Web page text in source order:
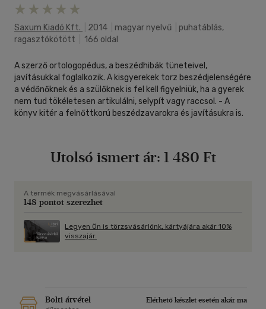
Saxum Kiadó Kft. 2014 magyar nyelvű
puhatáblás,
ragasztókötött
166 oldal
A szerző ortologopédus, a beszédhibák tüneteivel,
javításukkal foglalkozik. A kisgyerekek torz beszédjelenségére
a védőnőknek és a szülőknek is fel kell figyelniük, ha a gyerek
nem tud tökéletesen artikulálni, selypít vagy raccsol. - A
könyv kitér a felnőttkorú beszédzavarokra és javításukra is.
Utolsó ismert ár: 1 480 Ft
A termék megvásárlásával
148 pontot szerezhet
Legyen Ön is törzsvásárlónk, kártyájára akár 10%
visszajár.
Bolti átvétel
Elérhető készlet esetén akár ma